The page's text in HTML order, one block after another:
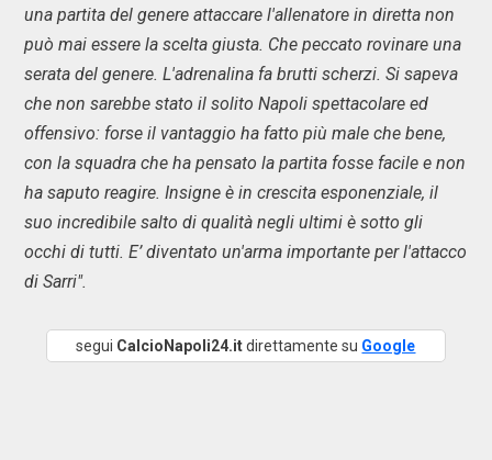
una partita del genere attaccare l'allenatore in diretta non
può mai essere la scelta giusta. Che peccato rovinare una
serata del genere. L'adrenalina fa brutti scherzi. Si sapeva
che non sarebbe stato il solito Napoli spettacolare ed
offensivo: forse il vantaggio ha fatto più male che bene,
con la squadra che ha pensato la partita fosse facile e non
ha saputo reagire. Insigne è in crescita esponenziale, il
suo incredibile salto di qualità negli ultimi è sotto gli
occhi di tutti. E’ diventato un'arma importante per l'attacco
di Sarri".
segui CalcioNapoli24.itdirettamente su Google